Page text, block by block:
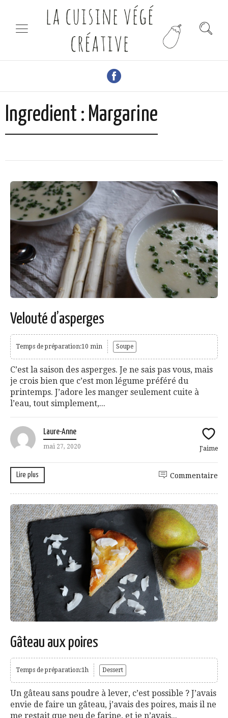
Ingredient : Margarine
Velouté d’asperges
Temps de préparation:10 min Soupe
C’est la saison des asperges. Je ne sais pas vous, mais
je crois bien que c’est mon légume préféré du
printemps. J’adore les manger seulement cuite à
l’eau, tout simplement,...
Laure-Anne
mai 27, 2020 J'aime
Lire plus Commentaire
Gâteau aux poires
Temps de préparation:1h Dessert
Un gâteau sans poudre à lever, c’est possible ? J’avais
envie de faire un gâteau, j’avais des poires, mais il ne
me restait que peu de farine, et je n’avais...